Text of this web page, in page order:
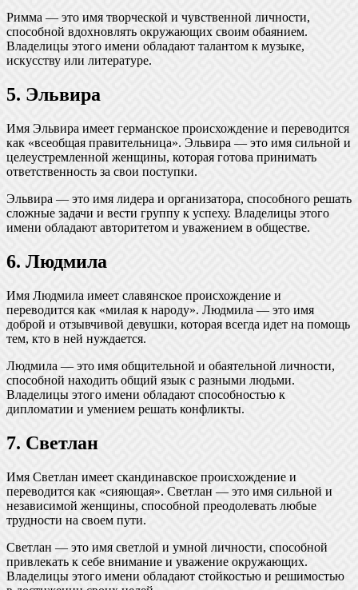
Римма — это имя творческой и чувственной личности,
способной вдохновлять окружающих своим обаянием.
Владелицы этого имени обладают талантом к музыке,
искусству или литературе.
5. Эльвира
Имя Эльвира имеет германское происхождение и переводится
как «всеобщая правительница». Эльвира — это имя сильной и
целеустремленной женщины, которая готова принимать
ответственность за свои поступки.
Эльвира — это имя лидера и организатора, способного решать
сложные задачи и вести группу к успеху. Владелицы этого
имени обладают авторитетом и уважением в обществе.
6. Людмила
Имя Людмила имеет славянское происхождение и
переводится как «милая к народу». Людмила — это имя
доброй и отзывчивой девушки, которая всегда идет на помощь
тем, кто в ней нуждается.
Людмила — это имя общительной и обаятельной личности,
способной находить общий язык с разными людьми.
Владелицы этого имени обладают способностью к
дипломатии и умением решать конфликты.
7. Светлан
Имя Светлан имеет скандинавское происхождение и
переводится как «сияющая». Светлан — это имя сильной и
независимой женщины, способной преодолевать любые
трудности на своем пути.
Светлан — это имя светлой и умной личности, способной
привлекать к себе внимание и уважение окружающих.
Владелицы этого имени обладают стойкостью и решимостью